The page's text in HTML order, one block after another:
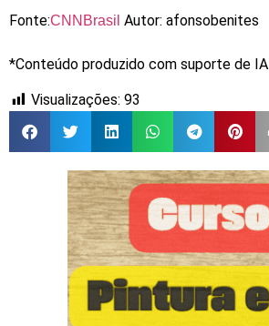
Fonte:CNNBrasil Autor: afonsobenites
*Conteúdo produzido com suporte de IA
Visualizações: 93